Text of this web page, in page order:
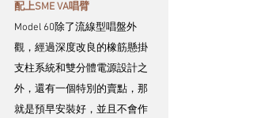
配上SME VA唱臂
Model 60除了流線型唱盤外
觀，經過深度改良的橡筋懸掛
支柱系統和雙分體電源設計之
外，還有一個特別的賣點，那
就是預早安裝好，並且不會作